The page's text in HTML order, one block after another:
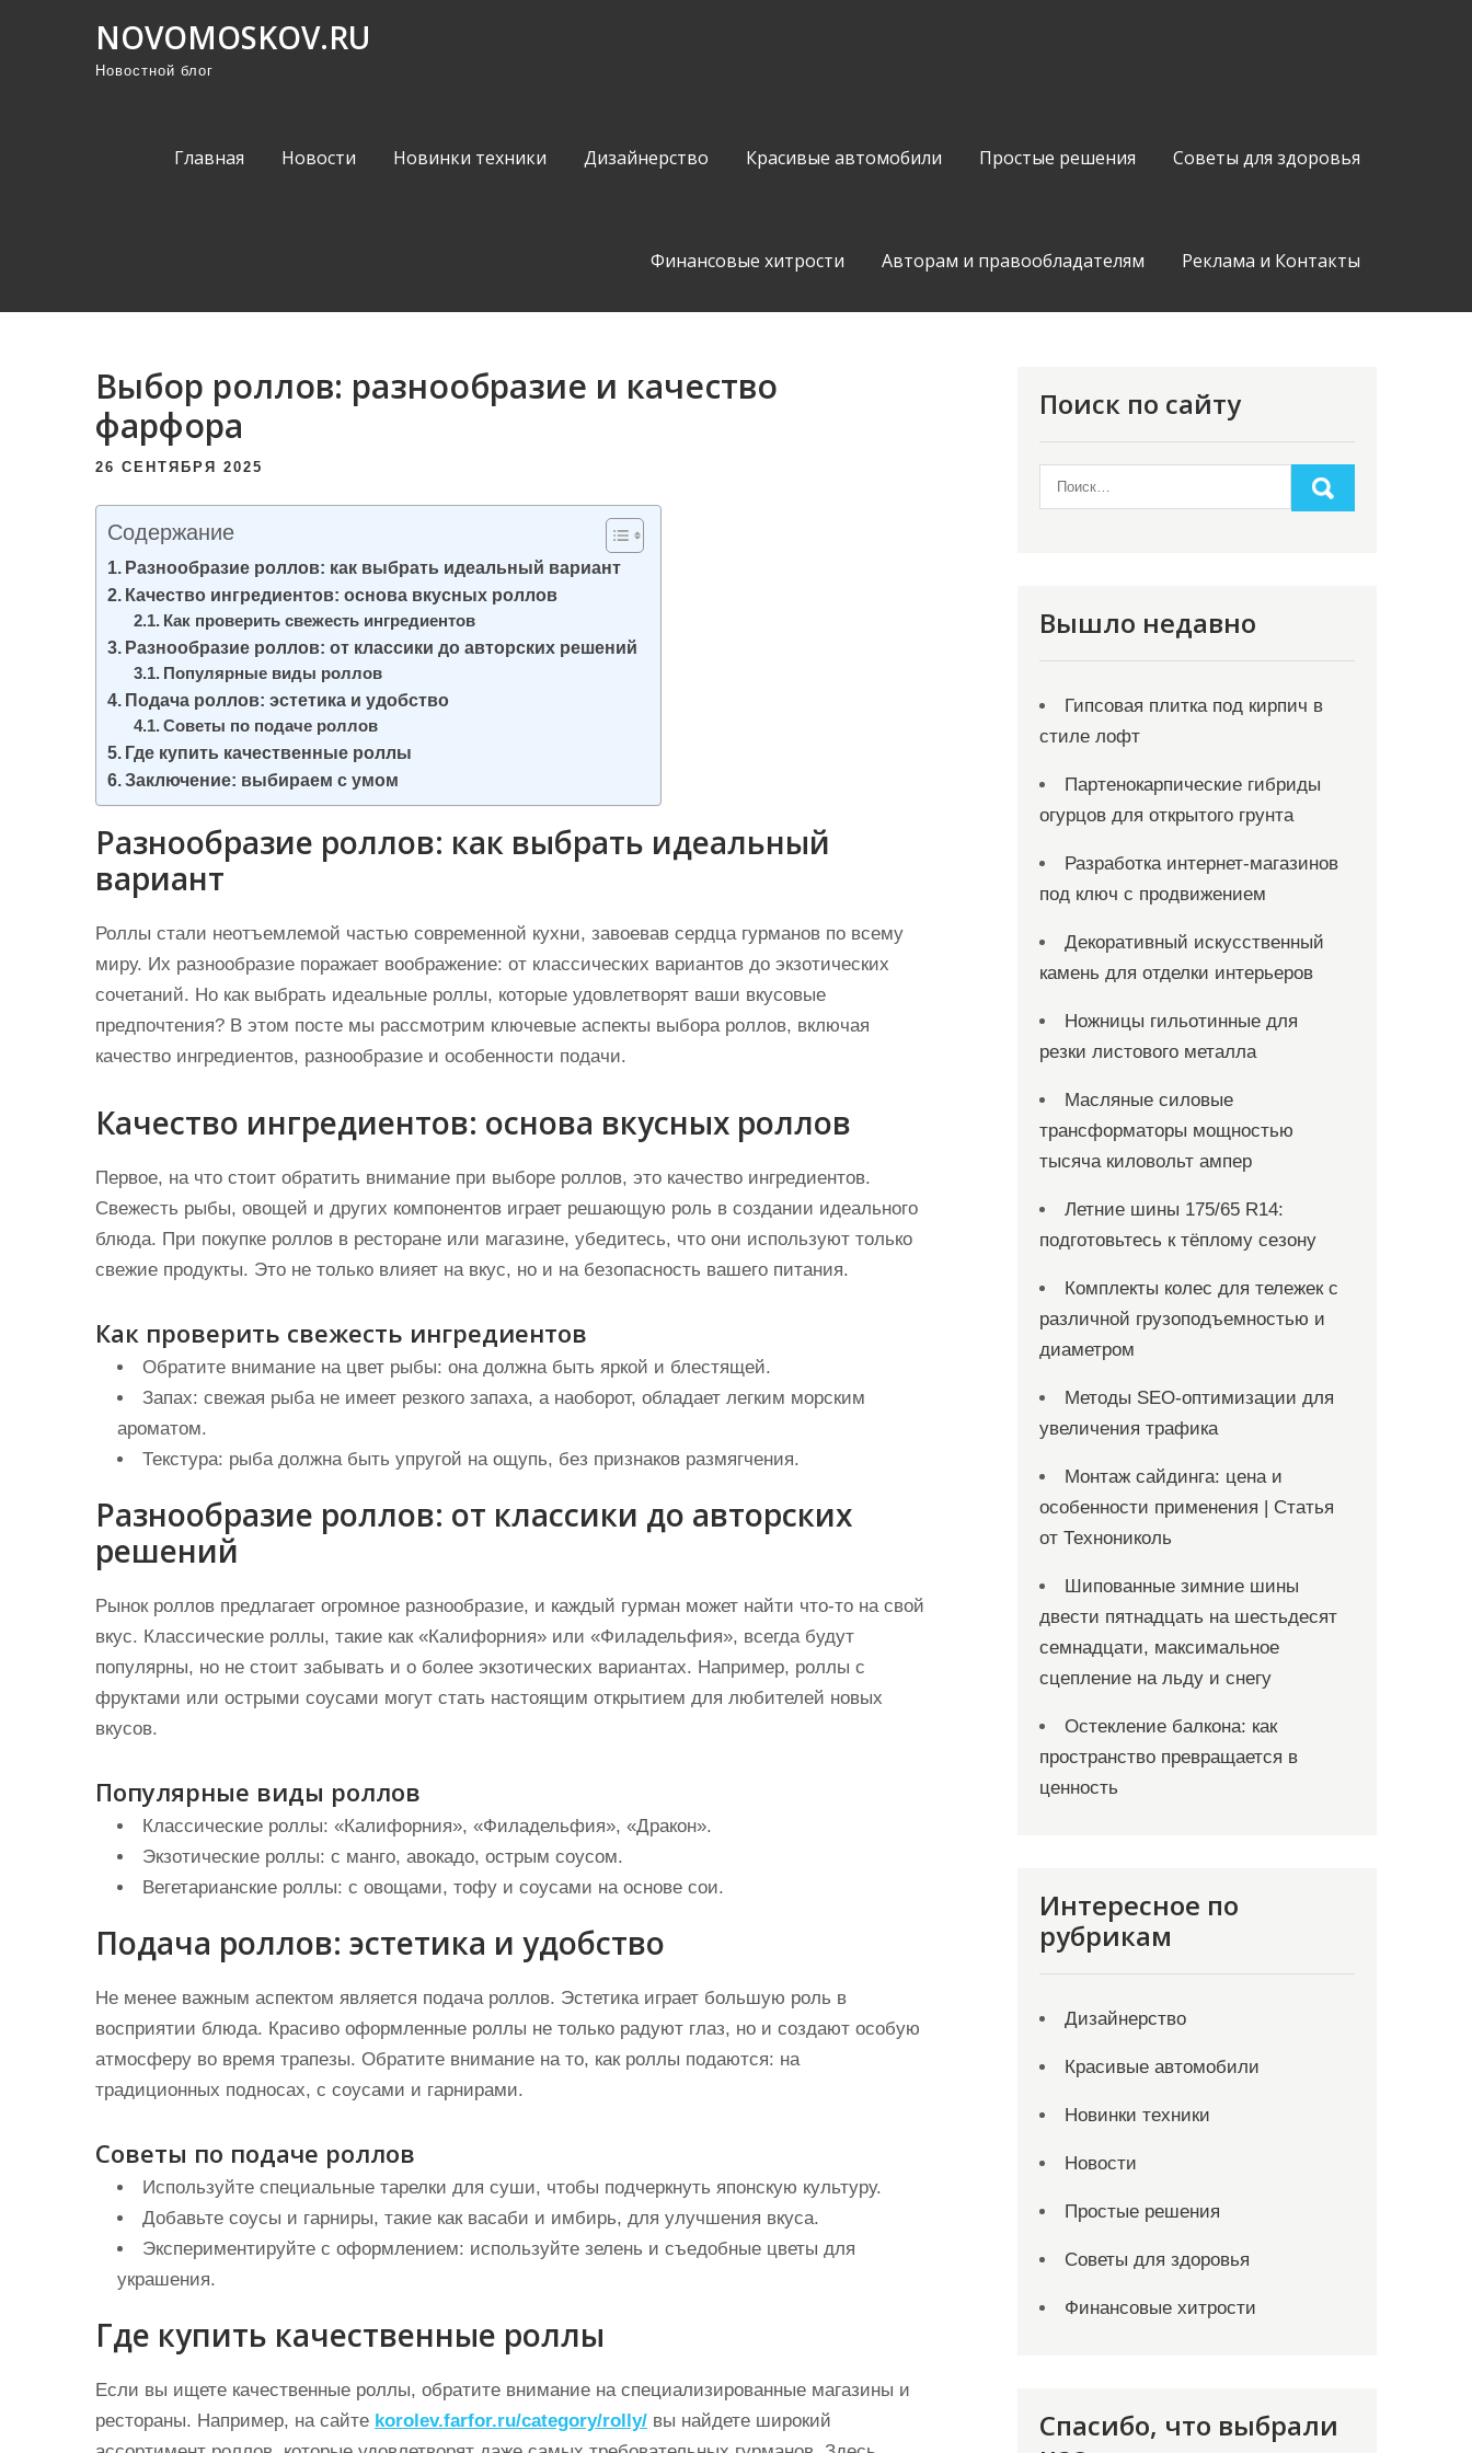
NOVOMOSKOV.RU
Новостной блог
Главная Новости Новинки техники Дизайнерство Красивые автомобили Простые решения Советы для здоровья
Финансовые хитрости Авторам и правообладателям Реклама и Контакты
Выбор роллов: разнообразие и качество
фарфора
26 СЕНТЯБРЯ 2025
Содержание
Разнообразие роллов: как выбрать идеальный вариант
Качество ингредиентов: основа вкусных роллов
Как проверить свежесть ингредиентов
Разнообразие роллов: от классики до авторских решений
Популярные виды роллов
Подача роллов: эстетика и удобство
Советы по подаче роллов
Где купить качественные роллы
Заключение: выбираем с умом
Разнообразие роллов: как выбрать идеальный
вариант
Роллы стали неотъемлемой частью современной кухни, завоевав сердца гурманов по всему
миру. Их разнообразие поражает воображение: от классических вариантов до экзотических
сочетаний. Но как выбрать идеальные роллы, которые удовлетворят ваши вкусовые
предпочтения? В этом посте мы рассмотрим ключевые аспекты выбора роллов, включая
качество ингредиентов, разнообразие и особенности подачи.
Качество ингредиентов: основа вкусных роллов
Первое, на что стоит обратить внимание при выборе роллов, это качество ингредиентов.
Свежесть рыбы, овощей и других компонентов играет решающую роль в создании идеального
блюда. При покупке роллов в ресторане или магазине, убедитесь, что они используют только
свежие продукты. Это не только влияет на вкус, но и на безопасность вашего питания.
Как проверить свежесть ингредиентов
Обратите внимание на цвет рыбы: она должна быть яркой и блестящей.
Запах: свежая рыба не имеет резкого запаха, а наоборот, обладает легким морским
ароматом.
Текстура: рыба должна быть упругой на ощупь, без признаков размягчения.
Разнообразие роллов: от классики до авторских
решений
Рынок роллов предлагает огромное разнообразие, и каждый гурман может найти что-то на свой
вкус. Классические роллы, такие как «Калифорния» или «Филадельфия», всегда будут
популярны, но не стоит забывать и о более экзотических вариантах. Например, роллы с
фруктами или острыми соусами могут стать настоящим открытием для любителей новых
вкусов.
Популярные виды роллов
Классические роллы: «Калифорния», «Филадельфия», «Дракон».
Экзотические роллы: с манго, авокадо, острым соусом.
Вегетарианские роллы: с овощами, тофу и соусами на основе сои.
Подача роллов: эстетика и удобство
Не менее важным аспектом является подача роллов. Эстетика играет большую роль в
восприятии блюда. Красиво оформленные роллы не только радуют глаз, но и создают особую
атмосферу во время трапезы. Обратите внимание на то, как роллы подаются: на
традиционных подносах, с соусами и гарнирами.
Советы по подаче роллов
Используйте специальные тарелки для суши, чтобы подчеркнуть японскую культуру.
Добавьте соусы и гарниры, такие как васаби и имбирь, для улучшения вкуса.
Экспериментируйте с оформлением: используйте зелень и съедобные цветы для
украшения.
Где купить качественные роллы
Если вы ищете качественные роллы, обратите внимание на специализированные магазины и
рестораны. Например, на сайте korolev.farfor.ru/category/rolly/ вы найдете широкий
Поиск по сайту
Вышло недавно
Гипсовая плитка под кирпич в
стиле лофт
Партенокарпические гибриды
огурцов для открытого грунта
Разработка интернет-магазинов
под ключ с продвижением
Декоративный искусственный
камень для отделки интерьеров
Ножницы гильотинные для
резки листового металла
Масляные силовые
трансформаторы мощностью
тысяча киловольт ампер
Летние шины 175/65 R14:
подготовьтесь к тёплому сезону
Комплекты колес для тележек с
различной грузоподъемностью и
диаметром
Методы SEO-оптимизации для
увеличения трафика
Монтаж сайдинга: цена и
особенности применения | Статья
от Технониколь
Шипованные зимние шины
двести пятнадцать на шестьдесят
семнадцати, максимальное
сцепление на льду и снегу
Остекление балкона: как
пространство превращается в
ценность
Интересное по
рубрикам
Дизайнерство
Красивые автомобили
Новинки техники
Новости
Простые решения
Советы для здоровья
Финансовые хитрости
Спасибо, что выбрали